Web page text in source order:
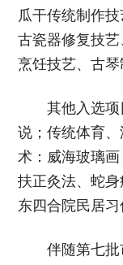
瓜干传统制作
古瓷器修复技
烹饪技艺、古琴
其他入选
说；传统体育
术：威海玻璃
扶正灸法、蛇
东四合院民居习
伴随第七